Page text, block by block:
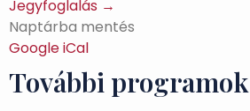
Jegyfoglalás →
Naptárba mentés
GoogleiCal
További programok